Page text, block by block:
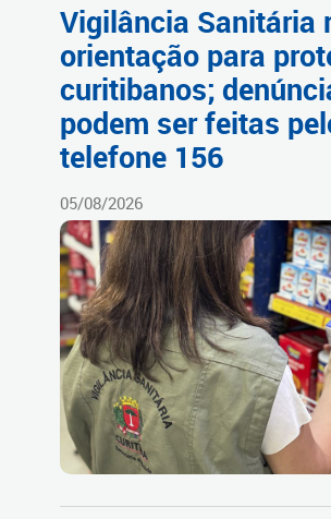
Vigilância Sanitária
orientação para
curitibanos;
podem ser feitas
telefone 156
05/08/2026